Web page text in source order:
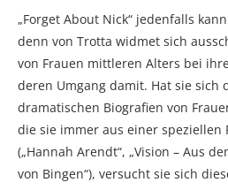
„Forget About Nick“ jedenfalls
denn von Trotta widmet sich
von Frauen mittleren Alters bei
deren Umgang damit. Hat sie sich
dramatischen Biografien von
die sie immer aus einer speziellen
(„Hannah Arendt“, „Vision – Aus
von Bingen“), versucht sie sich